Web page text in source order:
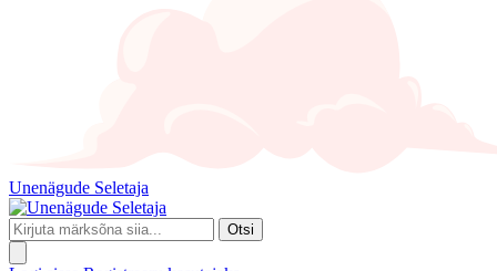
Unenägude Seletaja
Otsi